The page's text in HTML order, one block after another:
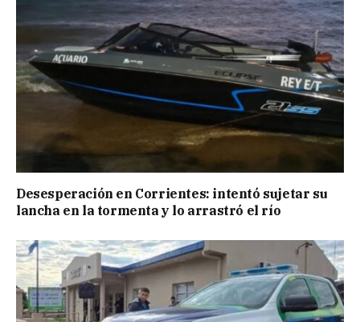
Desesperación en Corrientes: intentó sujetar su
lancha en la tormenta y lo arrastró el río